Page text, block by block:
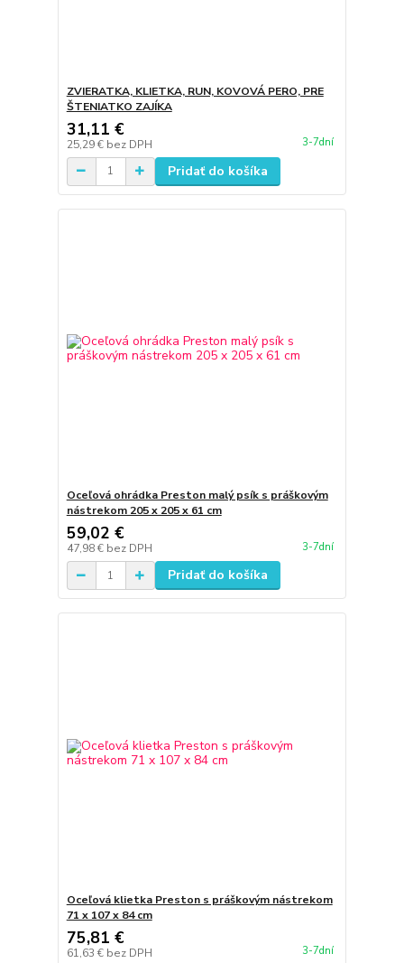
ZVIERATKA, KLIETKA, RUN, KOVOVÁ PERO, PRE
ŠTENIATKO ZAJÍKA
31,11 €
25,29 € bez DPH 3-7dní
Pridať do košíka
Oceľová ohrádka Preston malý psík s práškovým
nástrekom 205 x 205 x 61 cm
59,02 €
47,98 € bez DPH 3-7dní
Pridať do košíka
Oceľová klietka Preston s práškovým nástrekom
71 x 107 x 84 cm
75,81 €
61,63 € bez DPH 3-7dní